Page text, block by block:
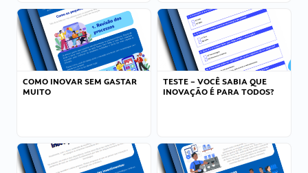
COMO INOVAR SEM GASTAR
MUITO
TESTE – VOCÊ SABIA QUE
INOVAÇÃO É PARA TODOS?